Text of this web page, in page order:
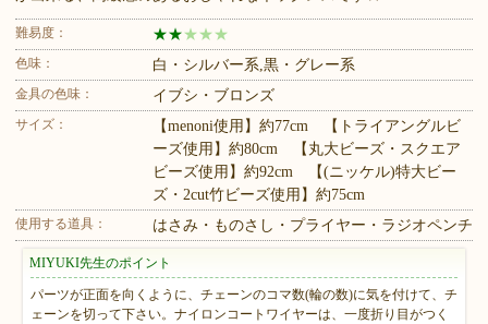
難易度： ★★ ★ ★ ★
色味： 白・シルバー系,黒・グレー系
金具の色味： イブシ・ブロンズ
サイズ：
【menoni使用】約77cm 【トライアングルビ
ーズ使用】約80cm 【丸大ビーズ・スクエア
ビーズ使用】約92cm 【(ニッケル)特大ビー
ズ・2cut竹ビーズ使用】約75cm
使用する道具： はさみ・ものさし・プライヤー・ラジオペンチ
MIYUKI先生のポイント
パーツが正面を向くように、チェーンのコマ数(輪の数)に気を付けて、チ
ェーンを切って下さい。ナイロンコートワイヤーは、一度折り目がつく